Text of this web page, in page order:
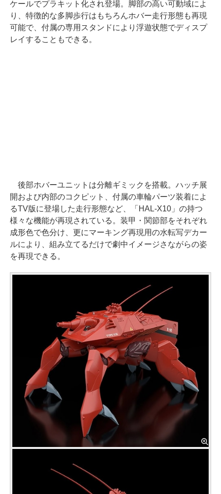
ケールでプラキット化され登場。脚部の高い可動域によ
り、特徴的な多脚歩行はもちろんホバー走行形態も再現
可能で、付属の専用スタンドにより浮遊状態でディスプ
レイすることもできる。
後部ホバーユニットは分離ギミックを搭載。ハッチ展
開および内部のコクピット、付属の車輪パーツ装着によ
るTV版に登場した走行形態など、「HAL-X10」の持つ
様々な機能が再現されている。装甲・関節部をそれぞれ
成形色で色分け、更にマーキング再現用の水転写デカー
ルにより、組み立てるだけで劇中イメージさながらの姿
を再現できる。